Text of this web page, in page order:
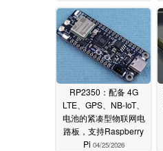
RP2350：配备 4G
LTE、GPS、NB-IoT、
电池的紧凑型物联网电
路板，支持Raspberry
Pi 04/25/2026